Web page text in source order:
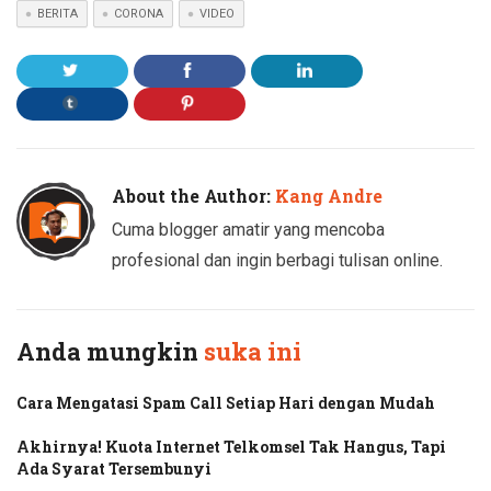
BERITA CORONA VIDEO
About the Author: Kang Andre
Cuma blogger amatir yang mencoba
profesional dan ingin berbagi tulisan online.
Anda mungkin suka ini
Cara Mengatasi Spam Call Setiap Hari dengan Mudah
Akhirnya! Kuota Internet Telkomsel Tak Hangus, Tapi
Ada Syarat Tersembunyi